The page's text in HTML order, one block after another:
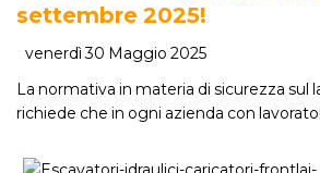
settembre 2025!
venerdì 30 Maggio 2025
La normativa in materia di sicurezza sul
richiede che in ogni azienda con